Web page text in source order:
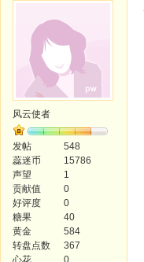
风云使者
发帖
548
蕊迷币
15786
声望
1
贡献值
0
好评度
0
糖果
40
黄金
584
转盘点数
367
心花
0